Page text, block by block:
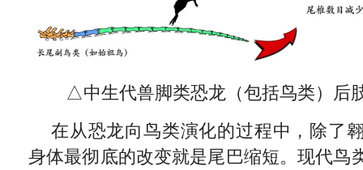
△中生代兽脚类恐龙（包括鸟类）后
在从恐龙向鸟类演化的过程中，除了
身体最彻底的改变就是尾巴缩短。现代鸟